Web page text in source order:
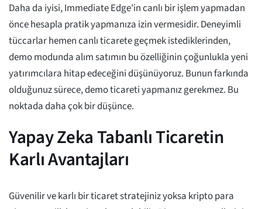
Daha da iyisi, Immediate Edge'in canlı bir işlem yapmadan
önce hesapla pratik yapmanıza izin vermesidir. Deneyimli
tüccarlar hemen canlı ticarete geçmek istediklerinden,
demo modunda alım satımın bu özelliğinin çoğunlukla yeni
yatırımcılara hitap edeceğini düşünüyoruz. Bunun farkında
olduğunuz sürece, demo ticareti yapmanız gerekmez. Bu
noktada daha çok bir düşünce.
Yapay Zeka Tabanlı Ticaretin
Karlı Avantajları
Güvenilir ve karlı bir ticaret stratejiniz yoksa kripto para